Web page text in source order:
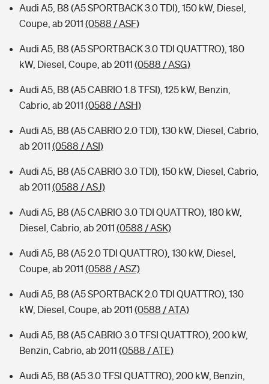
Audi A5, B8 (A5 SPORTBACK 3.0 TDI), 150 kW, Diesel,
Coupe, ab 2011 (0588 / ASF)
Audi A5, B8 (A5 SPORTBACK 3.0 TDI QUATTRO), 180
kW, Diesel, Coupe, ab 2011 (0588 / ASG)
Audi A5, B8 (A5 CABRIO 1.8 TFSI), 125 kW, Benzin,
Cabrio, ab 2011 (0588 / ASH)
Audi A5, B8 (A5 CABRIO 2.0 TDI), 130 kW, Diesel, Cabrio,
ab 2011 (0588 / ASI)
Audi A5, B8 (A5 CABRIO 3.0 TDI), 150 kW, Diesel, Cabrio,
ab 2011 (0588 / ASJ)
Audi A5, B8 (A5 CABRIO 3.0 TDI QUATTRO), 180 kW,
Diesel, Cabrio, ab 2011 (0588 / ASK)
Audi A5, B8 (A5 2.0 TDI QUATTRO), 130 kW, Diesel,
Coupe, ab 2011 (0588 / ASZ)
Audi A5, B8 (A5 SPORTBACK 2.0 TDI QUATTRO), 130
kW, Diesel, Coupe, ab 2011 (0588 / ATA)
Audi A5, B8 (A5 CABRIO 3.0 TFSI QUATTRO), 200 kW,
Benzin, Cabrio, ab 2011 (0588 / ATE)
Audi A5, B8 (A5 3.0 TFSI QUATTRO), 200 kW, Benzin,